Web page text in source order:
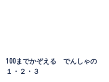
100までかぞえる でんしゃの
１・２・３